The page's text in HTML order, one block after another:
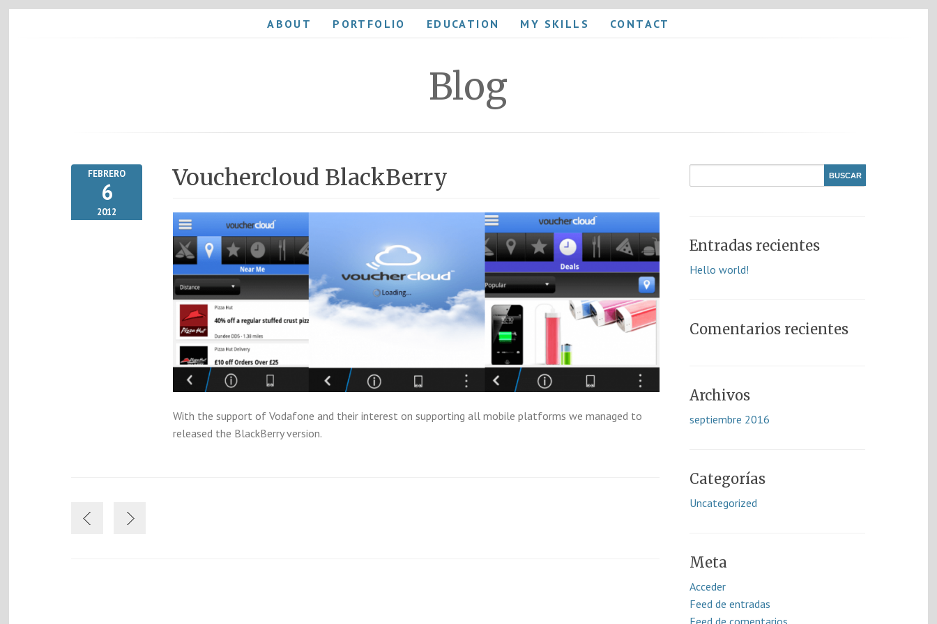
ABOUT PORTFOLIO EDUCATION MY SKILLS CONTACT
Blog
FEBRERO
6
2012
Vouchercloud BlackBerry
With the support of Vodafone and their interest on supporting all mobile platforms we managed to
released the BlackBerry version.
Entradas recientes
Hello world!
Comentarios recientes
Archivos
septiembre 2016
Categorías
Uncategorized
Meta
Acceder
Feed de entradas
Feed de comentarios